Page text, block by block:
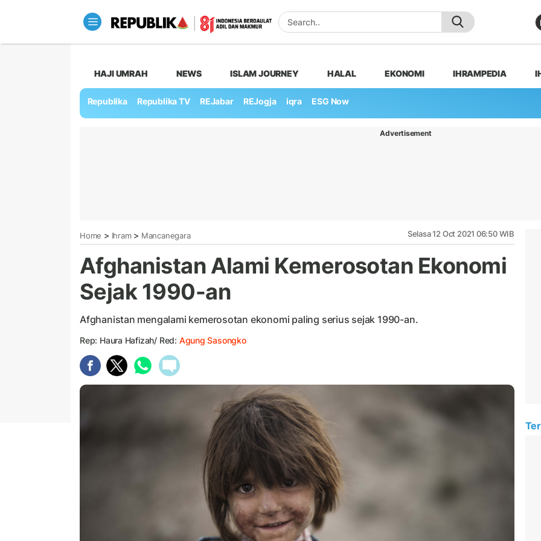
HAJI UMRAH NEWS ISLAM JOURNEY HALAL EKONOMI IHRAMPEDIA
Republika Republika TV REJabar REJogja iqra ESG Now
Advertisement
Home > Ihram> Mancanegara Selasa 12 Oct 2021 06:50 WIB
Afghanistan Alami Kemerosotan Ekonomi
Sejak 1990-an
Afghanistan mengalami kemerosotan ekonomi paling serius sejak 1990-an.
Rep: Haura Hafizah/ Red: Agung Sasongko